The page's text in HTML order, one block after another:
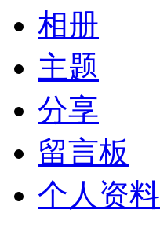
相册
主题
分享
留言板
个人资料